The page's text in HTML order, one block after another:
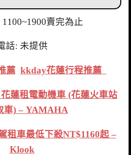
賣完為止
話: 未提供
薦 kkday花蓮行程推薦
花蓮租電動機車 (花蓮火車站
車) – YAMAHA
租車最低下殺NT$1160起 –
Klook